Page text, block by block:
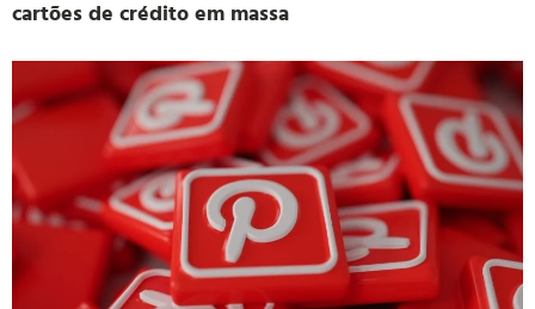
cartões de crédito em massa